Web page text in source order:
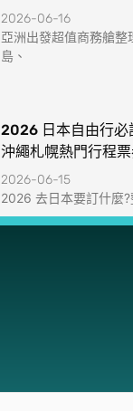
2026-06-16
亞洲出發超值商務艙
島、
2026 日本自由行必
沖繩札幌熱門行程
2026-06-15
2026 去日本要訂什麼